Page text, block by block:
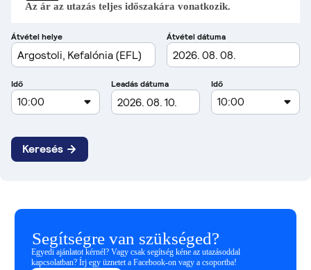
Az ár az utazás teljes időszakára vonatkozik.
Segítségre van szükséged?
Egyedi ajánlatot kérnél? Vagy csak segítség kéne az utazásoddal
kapcsolatban? Írj egy üznetet a Facebook-on vagy a csoportba!